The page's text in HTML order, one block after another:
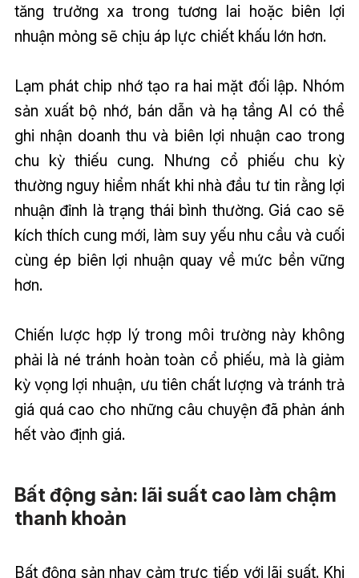
tăng trưởng xa trong tương lai hoặc biên lợi
nhuận mỏng sẽ chịu áp lực chiết khấu lớn hơn.
Lạm phát chip nhớ tạo ra hai mặt đối lập. Nhóm
sản xuất bộ nhớ, bán dẫn và hạ tầng AI có thể
ghi nhận doanh thu và biên lợi nhuận cao trong
chu kỳ thiếu cung. Nhưng cổ phiếu chu kỳ
thường nguy hiểm nhất khi nhà đầu tư tin rằng lợi
nhuận đỉnh là trạng thái bình thường. Giá cao sẽ
kích thích cung mới, làm suy yếu nhu cầu và cuối
cùng ép biên lợi nhuận quay về mức bền vững
hơn.
Chiến lược hợp lý trong môi trường này không
phải là né tránh hoàn toàn cổ phiếu, mà là giảm
kỳ vọng lợi nhuận, ưu tiên chất lượng và tránh trả
giá quá cao cho những câu chuyện đã phản ánh
hết vào định giá.
Bất động sản: lãi suất cao làm chậm
thanh khoản
Bất động sản nhạy cảm trực tiếp với lãi suất. Khi